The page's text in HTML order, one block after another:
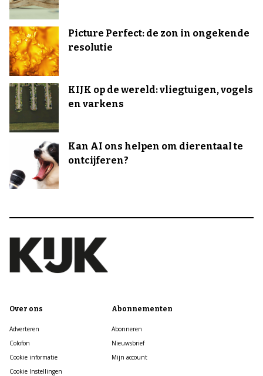
Picture Perfect: de zon in ongekende
resolutie
KIJK op de wereld: vliegtuigen, vogels
en varkens
Kan AI ons helpen om dierentaal te
ontcijferen?
Over ons
Adverteren
Colofon
Cookie informatie
Cookie Instellingen
Abonnementen
Abonneren
Nieuwsbrief
Mijn account